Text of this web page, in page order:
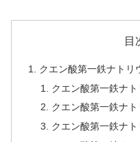
目
クエン酸第一鉄ナトリ
クエン酸第一鉄ナ
クエン酸第一鉄ナ
クエン酸第一鉄ナ